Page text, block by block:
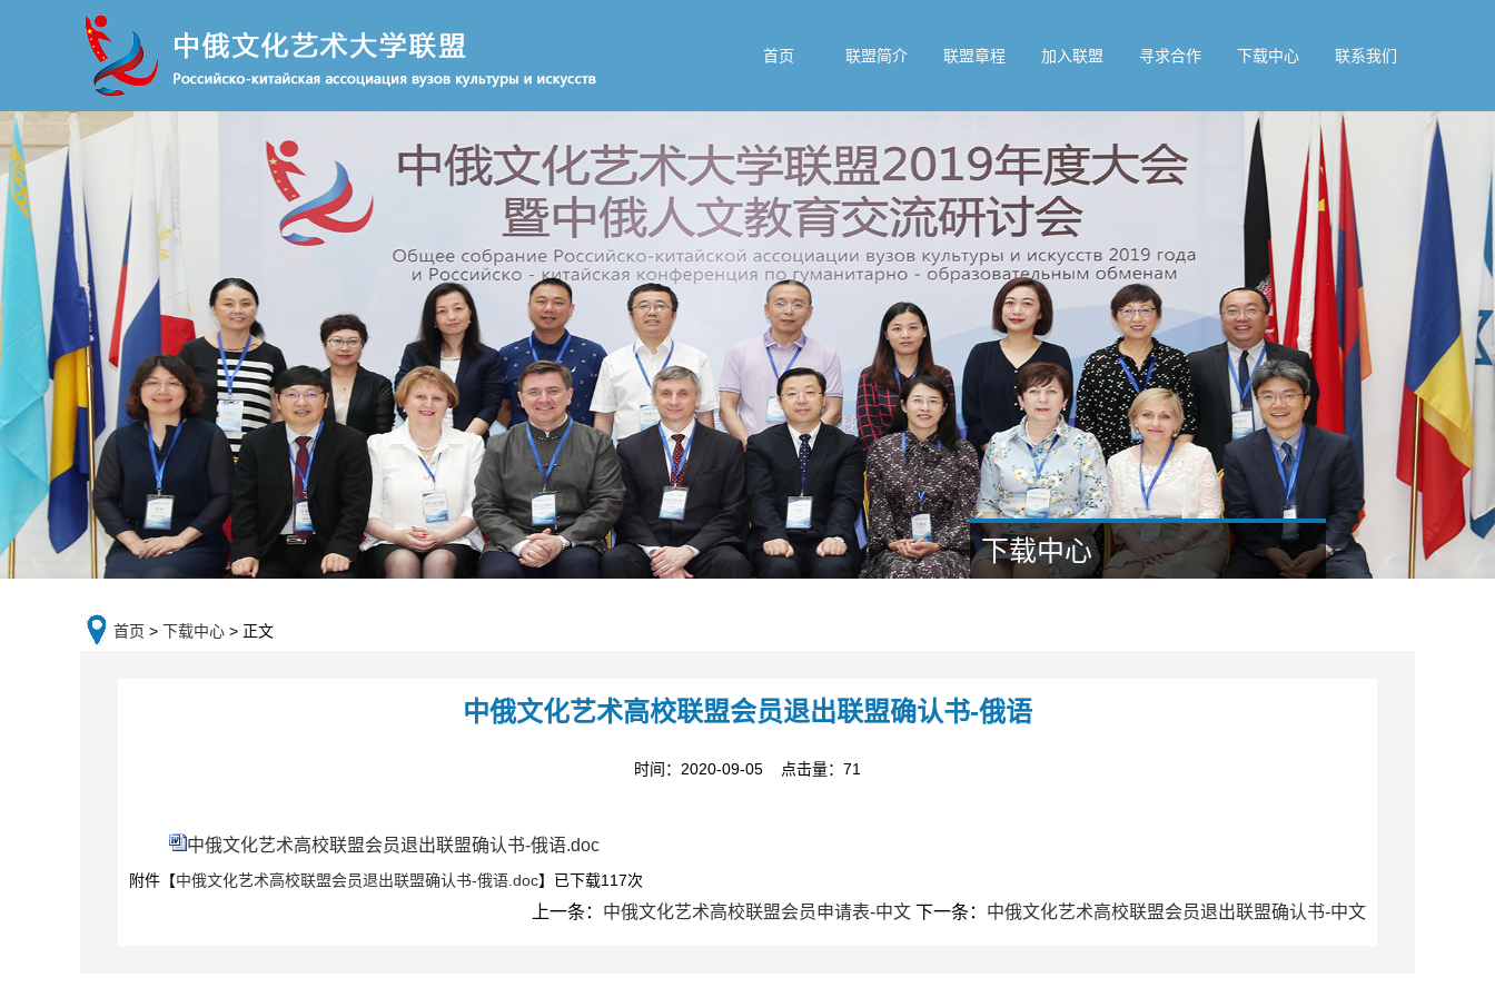
首页 联盟简介 联盟章程 加入联盟 寻求合作 下载中心 联系我们
下载中心
首页 > 下载中心 > 正文
中俄文化艺术高校联盟会员退出联盟确认书-俄语
时间：2020-09-05 点击量： 71
中俄文化艺术高校联盟会员退出联盟确认书-俄语.doc
附件【中俄文化艺术高校联盟会员退出联盟确认书-俄语.doc】已下载117次
上一条： 中俄文化艺术高校联盟会员申请表-中文下一条： 中俄文化艺术高校联盟会员退出联盟确认书-中文